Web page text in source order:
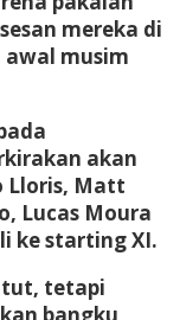
mereka di
musim
akan
Lloris, Matt
Lucas Moura
ke starting XI.
tetapi
bangku